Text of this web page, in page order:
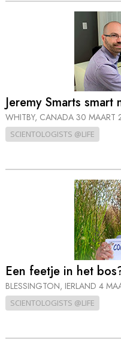
Jeremy Smarts
WHITBY, CANADA 30 MAART
SCIENTOLOGISTS @LIFE
Een feetje in het
BLESSINGTON, IERLAND 4
SCIENTOLOGISTS @LIFE